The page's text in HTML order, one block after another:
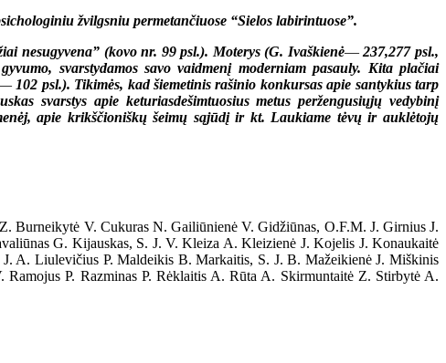
žvilgsniu permetančiuose “Sielos labirintuose”.
nesugyvena” (kovo nr. 99 psl.). Moterys (G. Ivaškienė—237,277 psl.,
svarstydamos savo vaidmenį moderniam pasauly. Kita plačiai
102 psl.). Tikimės, kad šiemetinis rašinio konkursas apie santykius tarp
svarstys apie keturiasdešimtuosius metus peržengusiųjų vedybinį
apie krikščioniškų šeimų sąjūdį ir kt. Laukiame tėvų ir auklėtojų
Burneikytė V. Cukuras N. Gailiūnienė V. Gidžiūnas, O.F.M. J. Girnius J.
G. Kijauskas, S. J. V. Kleiza A. Kleizienė J. Kojelis J. Konaukaitė
A. Liulevičius P. Maldeikis B. Markaitis, S. J. B. Mažeikienė J. Miškinis
P. Razminas P. Rėklaitis A. Rūta A. Skirmuntaitė Z. Stirbytė A.